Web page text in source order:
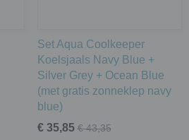
Set Aqua Coolkeeper
Koelsjaals Navy Blue +
Silver Grey + Ocean Blue
(met gratis zonneklep navy
blue)
€ 35,85 € 43,35